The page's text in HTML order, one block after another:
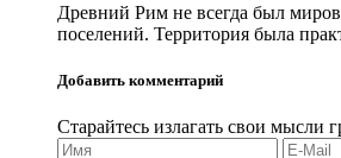
Древний Рим не всегда был
поселений. Территория была
Добавить комментарий
Старайтесь излагать свои мысли